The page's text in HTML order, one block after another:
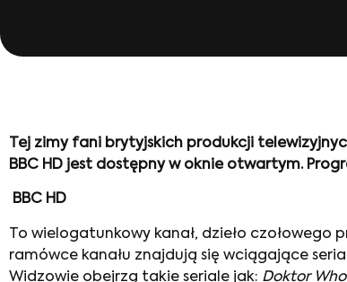
Tej zimy fani brytyjskich produkcji
BBC HD jest dostępny w oknie otwartym.
BBC HD
To wielogatunkowy kanał, dzieło
ramówce kanału znajdują się wciągające
Widzowie obejrzą takie seriale jak: Doktor